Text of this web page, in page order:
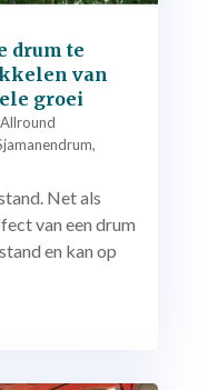
drum te
van
groei
Allround
,
Net als
van een drum
en kan op